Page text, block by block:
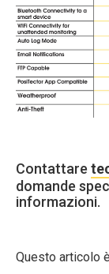
Contattare
domande
informazioni.
Questo articolo